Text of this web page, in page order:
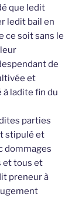
que ledit
ledit bail en
ce soit sans le
de
et
ladite fin du
parties
stipulé et
dommages
et tous et
preneur à